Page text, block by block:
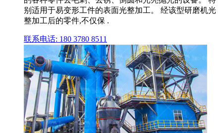
别适用于易变形工件的表面光整加工。 经该型研磨机光
整加工后的零件,不仅保 .
联系电话: 180 3780 8511